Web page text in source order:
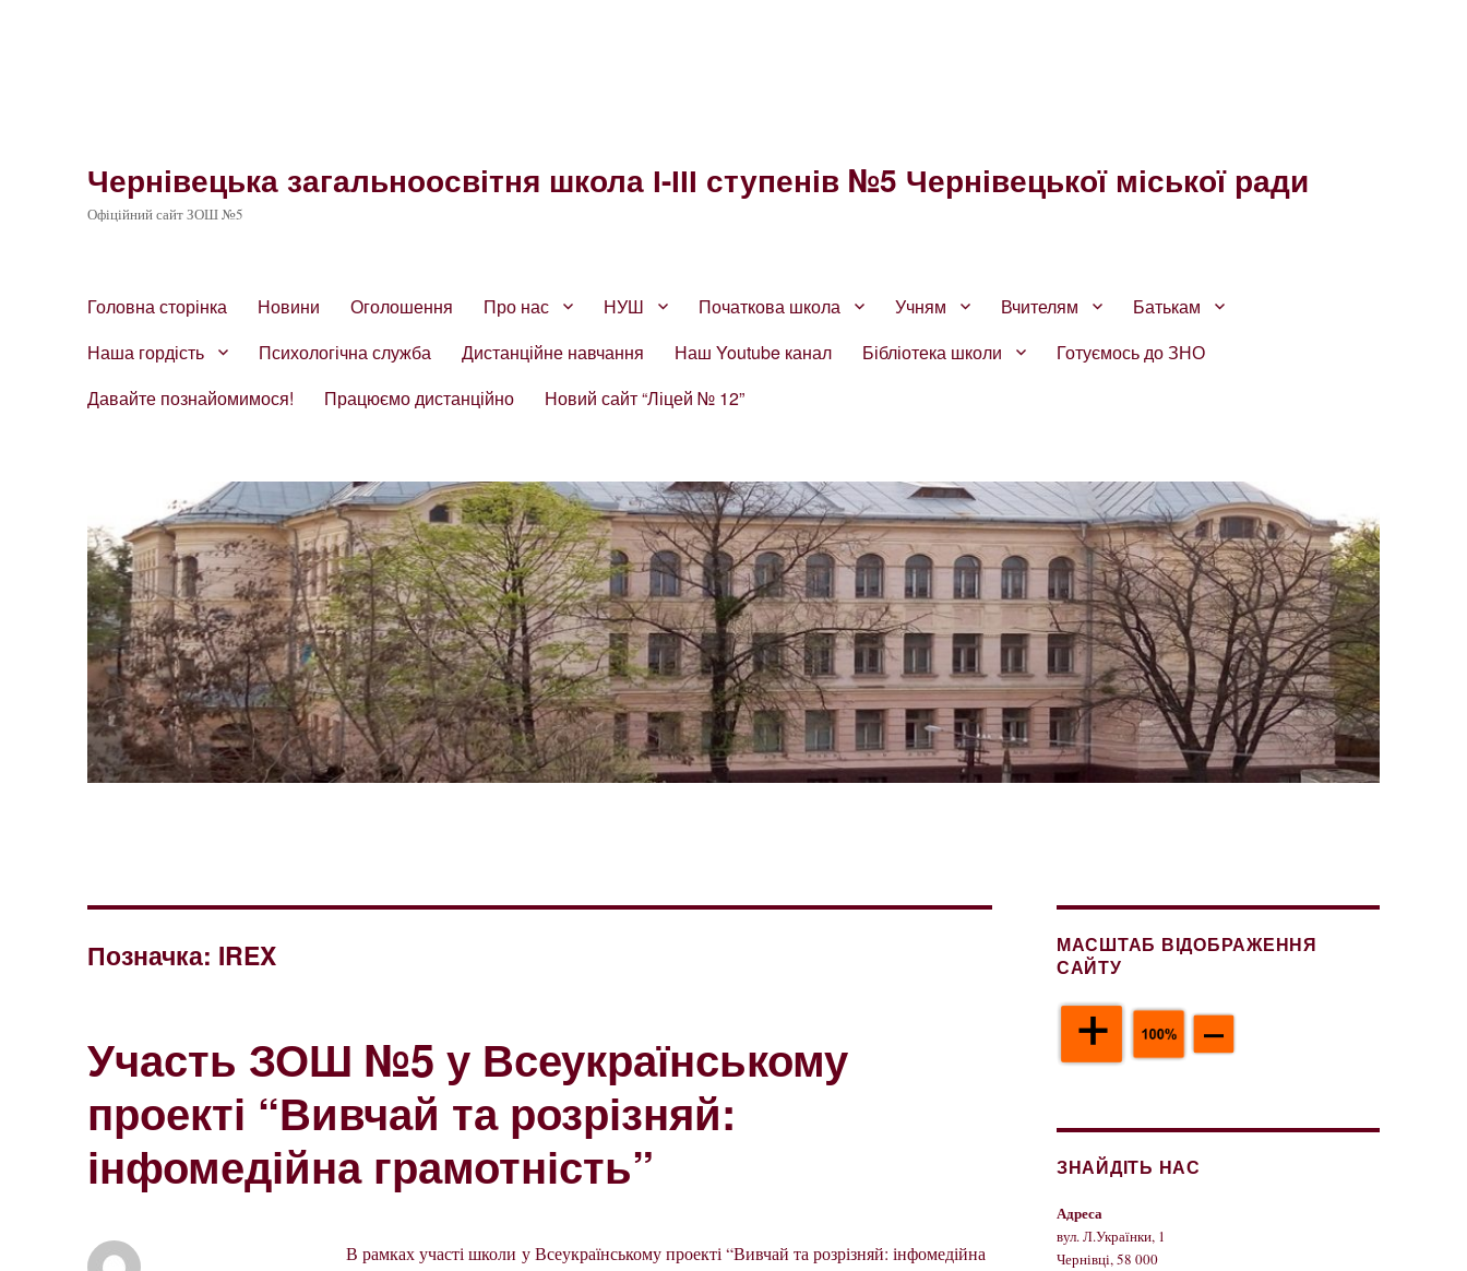
Чернівецька загальноосвітня школа І-ІІІ ступенів №5 Чернівецької міської ради
Офіційний сайт ЗОШ №5
Головна сторінка Новини Оголошення Про нас НУШ Початкова школа Учням Вчителям
Батькам
Наша гордість
Психологічна служба Дистанційне навчання Наш Youtube канал Бібліотека школи
Готуємось до ЗНО
Давайте познайомимося!
Працюємо дистанційно Новий сайт “Ліцей № 12”
Позначка: IREX
Участь ЗОШ №5 у Всеукраїнському
проекті “Вивчай та розрізняй:
інфомедійна грамотність”
В рамках участі школи у Всеукраїнському проекті “Вивчай та розрізняй: інфомедійна
МАСШТАБ ВІДОБРАЖЕННЯ
САЙТУ
ЗНАЙДІТЬ НАС
Адреса
вул. Л.Українки, 1
Чернівці, 58 000